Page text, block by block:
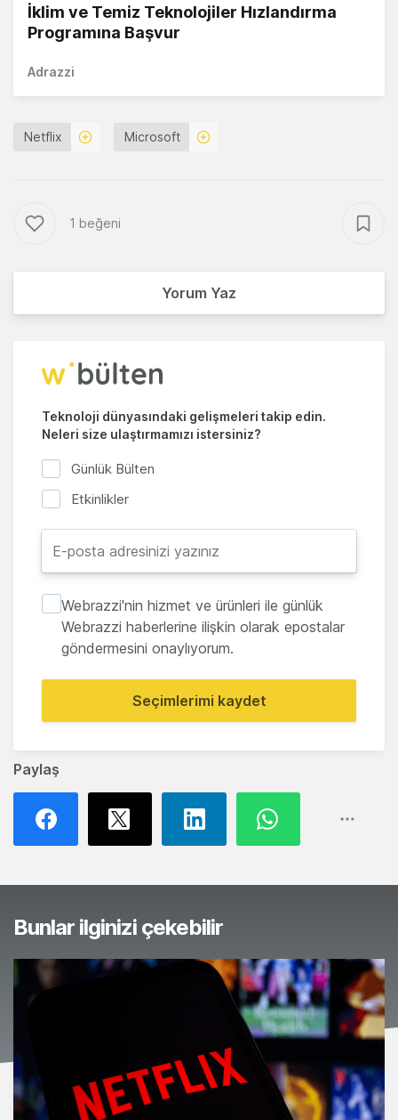
Paylaş
İklim ve Temiz Teknolojiler Hızlandırma
Programına Başvur
Adrazzi
Netflix Microsoft
1 beğeni
Yorum Yaz
Teknoloji dünyasındaki gelişmeleri takip edin.
Neleri size ulaştırmamızı istersiniz?
Günlük Bülten
Etkinlikler
Webrazzi'nin hizmet ve ürünleri ile günlük
Webrazzi haberlerine ilişkin olarak epostalar
göndermesini onaylıyorum.
Seçimlerimi kaydet
Bunlar ilginizi çekebilir